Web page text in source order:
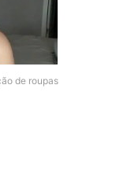
de roupas